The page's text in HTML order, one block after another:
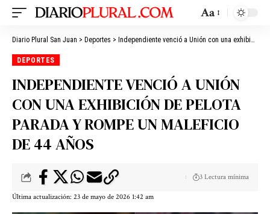
Aa
Diario Plural San Juan > Deportes > Independiente venció a Unión con una exhibición de pelota parada y rompe un maleficio de 44 años
DEPORTES
INDEPENDIENTE VENCIÓ A UNIÓN
CON UNA EXHIBICIÓN DE PELOTA
PARADA Y ROMPE UN MALEFICIO
DE 44 AÑOS
Última actualización: 23 de mayo de 2026 1:42 am
3 Lectura mínima